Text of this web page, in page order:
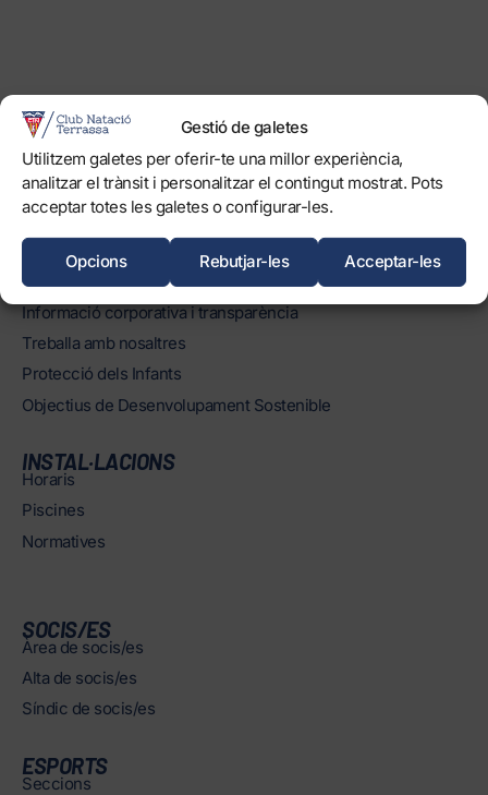
Gestió de galetes
Utilitzem galetes per oferir-te una millor experiència,
analitzar el trànsit i personalitzar el contingut mostrat. Pots
acceptar totes les galetes o configurar-les.
Acceptar-les
Rebutjar-les
Opcions
FORÇA, TERRASSA!
EL CLUB
Història
Òrgans
Informació corporativa i transparència
Treballa amb nosaltres
Protecció dels Infants
Objectius de Desenvolupament Sostenible
INSTAL·LACIONS
Horaris
Piscines
Normatives
SOCIS/ES
Àrea de socis/es
Alta de socis/es
Síndic de socis/es
ESPORTS
Seccions